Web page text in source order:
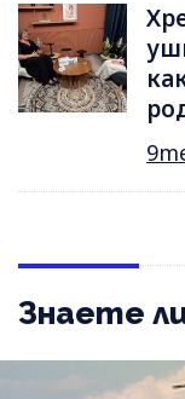
Знаете